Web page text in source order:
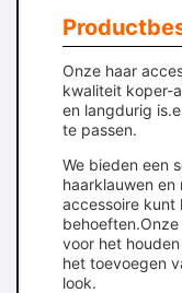
Onze haar
kwaliteit koper-
en langdurig
te passen.
We bieden een
haarklauwen
accessoire kunt
voor het
het toevoegen
look.